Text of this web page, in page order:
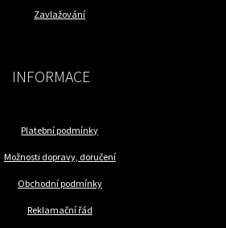
Zavlažování
INFORMACE
Platební podmínky
Možnosti dopravy, doručení
Obchodní podmínky
Reklamační řád